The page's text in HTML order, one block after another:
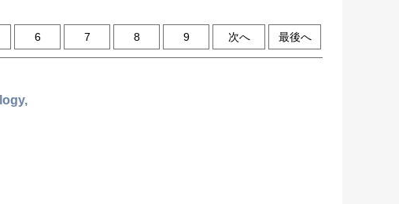
6 7 8 9 次へ 最後へ